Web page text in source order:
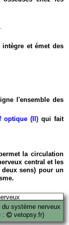
et émet des
l'ensemble des
optique (II) qui fait
la circulation
central et les
sens) pour un
du système nerveux
:
vetopsy.fr)